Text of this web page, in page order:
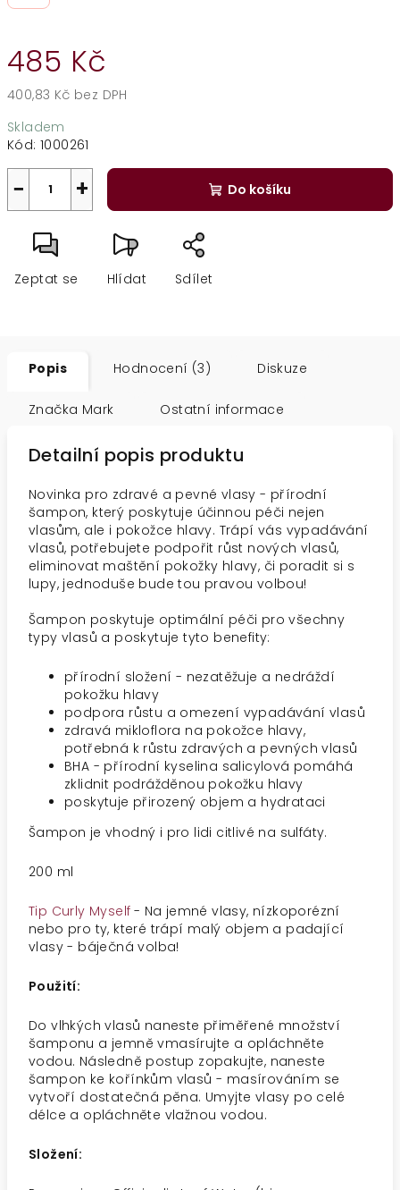
485 Kč
400,83 Kč bez DPH
cena:
Skladem
Kód: 1000261
+
− Do košíku
Zeptat se Hlídat Sdílet
Popis Hodnocení (3) Diskuze
Značka Mark Ostatní informace
Detailní popis produktu
Novinka pro zdravé a pevné vlasy - přírodní
šampon, který poskytuje účinnou péči nejen
vlasům, ale i pokožce hlavy. Trápí vás vypadávání
vlasů, potřebujete podpořit růst nových vlasů,
eliminovat maštění pokožky hlavy, či poradit si s
lupy, jednoduše bude tou pravou volbou!
Šampon poskytuje optimální péči pro všechny
typy vlasů a poskytuje tyto benefity:
přírodní složení - nezatěžuje a nedráždí
pokožku hlavy
podpora růstu a omezení vypadávání vlasů
zdravá mikloflora na pokožce hlavy,
potřebná k růstu zdravých a pevných vlasů
BHA - přírodní kyselina salicylová pomáhá
zklidnit podrážděnou pokožku hlavy
poskytuje přirozený objem a hydrataci
Šampon je vhodný i pro lidi citlivé na sulfáty.
200 ml
Tip Curly Myself - Na jemné vlasy, nízkoporézní
nebo pro ty, které trápí malý objem a padající
vlasy - báječná volba!
Použití:
Do vlhkých vlasů naneste přiměřené množství
šamponu a jemně vmasírujte a opláchněte
vodou. Následně postup zopakujte, naneste
šampon ke kořínkům vlasů - masírováním se
vytvoří dostatečná pěna. Umyjte vlasy po celé
délce a opláchněte vlažnou vodou.
Složení: